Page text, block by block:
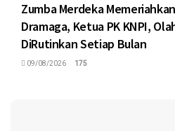
Zumba Merdeka
Dramaga, Ketua PK KNPI,
DiRutinkan Setiap Bulan
09/08/2026 175